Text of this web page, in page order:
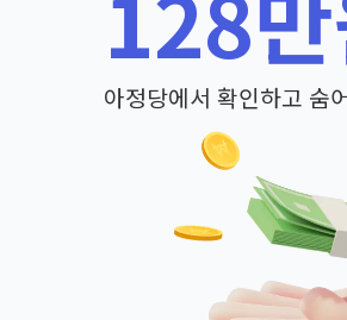
아정당에서 확인하고 숨